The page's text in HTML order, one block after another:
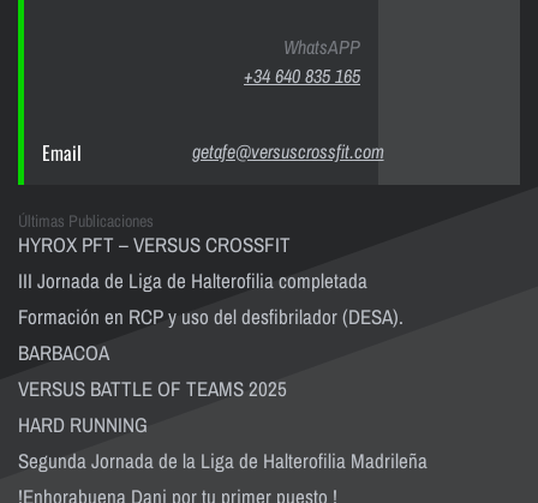
WhatsAPP
+34 640 835 165
Email getafe@versuscrossfit.com
Últimas Publicaciones
HYROX PFT – VERSUS CROSSFIT
III Jornada de Liga de Halterofilia completada
Formación en RCP y uso del desfibrilador (DESA).
BARBACOA
VERSUS BATTLE OF TEAMS 2025
HARD RUNNING
Segunda Jornada de la Liga de Halterofilia Madrileña
!Enhorabuena Dani por tu primer puesto !